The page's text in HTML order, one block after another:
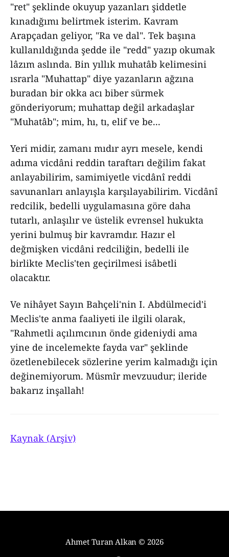
"ret" şeklinde okuyup yazanları şiddetle
kınadığımı belirtmek isterim. Kavram
Arapçadan geliyor, "Ra ve dal". Tek başına
kullanıldığında şedde ile "redd" yazıp okumak
lâzım aslında. Bin yıllık muhatâb kelimesini
ısrarla "Muhattap" diye yazanların ağzına
buradan bir okka acı biber sürmek
gönderiyorum; muhattap değil arkadaşlar
"Muhatâb"; mim, hı, tı, elif ve be...
Yeri midir, zamanı mıdır ayrı mesele, kendi
adıma vicdâni reddin taraftarı değilim fakat
anlayabilirim, samimiyetle vicdânî reddi
savunanları anlayışla karşılayabilirim. Vicdânî
redcilik, bedelli uygulamasına göre daha
tutarlı, anlaşılır ve üstelik evrensel hukukta
yerini bulmuş bir kavramdır. Hazır el
değmişken vicdâni redciliğin, bedelli ile
birlikte Meclis'ten geçirilmesi isâbetli
olacaktır.
Ve nihâyet Sayın Bahçeli'nin I. Abdülmecid'i
Meclis'te anma faaliyeti ile ilgili olarak,
"Rahmetli açılımcının önde gideniydi ama
yine de incelemekte fayda var" şeklinde
özetlenebilecek sözlerine yerim kalmadığı için
değinemiyorum. Müsmîr mevzuudur; ileride
bakarız inşallah!
Kaynak (Arşiv)
Ahmet Turan Alkan © 2026